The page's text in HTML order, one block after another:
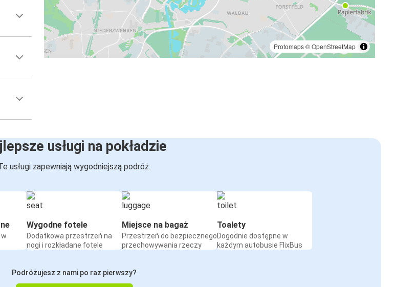
Protomaps©OpenStreetMap
usługi na pokładzie
usługi zapewniają wygodniejszą podróż:
Wygodne fotele
Dodatkowa przestrzeń na
nogi i rozkładane fotele
Miejsce na bagaż
Przestrzeń do bezpiecznego
przechowywania rzeczy
Toalety
Dogodnie dostępne w
każdym autobusie FlixBus
Podróżujesz z nami po raz pierwszy?